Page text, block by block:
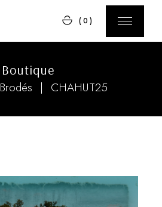
(0)
Boutique
Brodés CHAHUT25